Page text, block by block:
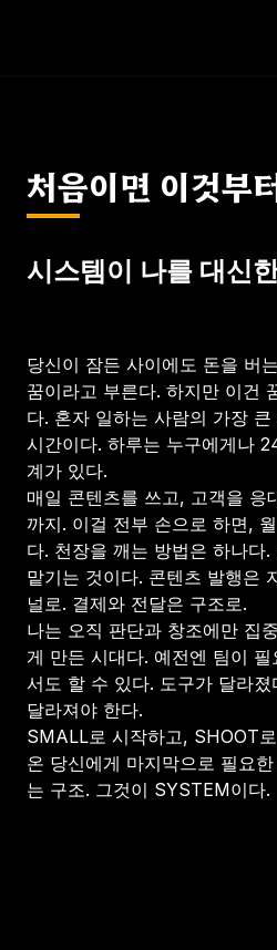
처음이면 이것부
시스템이 나를 대신
당신이 잠든 사이에도 돈을 버
꿈이라고 부른다. 하지만 이건
다. 혼자 일하는 사람의 가장
시간이다. 하루는 누구에게나
계가 있다.
매일 콘텐츠를 쓰고, 고객을 응
까지. 이걸 전부 손으로 하면,
다. 천장을 깨는 방법은 하나다
맡기는 것이다. 콘텐츠 발행은
널로. 결제와 전달은 구조로.
나는 오직 판단과 창조에만 집
게 만든 시대다. 예전엔 팀이
서도 할 수 있다. 도구가 달라
달라져야 한다.
SMALL로 시작하고, SHOOT
온 당신에게 마지막으로 필요
는 구조. 그것이 SYSTEM이다.